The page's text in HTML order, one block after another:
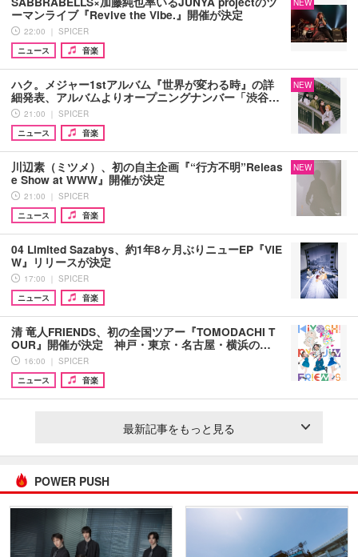
ーマンライブ『Revive the Vibe.』開催が決定
22:00 ｜ SPICER
ニュース
音楽
NEW
ハク。メジャー1stアルバム『世界が変わる時』の詳
細発表、アルバムよりオープニングナンバー「渋谷…
21:00 ｜ SPICER
ニュース
音楽
NEW
川辺素（ミツメ）、初の自主企画『“行方不明”Releas
e Show at WWW』開催が決定
21:00 ｜ SPICER
ニュース
音楽
NEW
04 Limited Sazabys、約1年8ヶ月ぶりニューEP『VIE
W』リリースが決定
17:00 ｜ SPICER
ニュース
音楽
清 竜人FRIENDS、初の全国ツアー『TOMODACHI T
OUR』開催が決定 神戸・東京・名古屋・横浜の…
16:00 ｜ SPICER
ニュース
音楽
最新記事をもっと見る
POWER PUSH